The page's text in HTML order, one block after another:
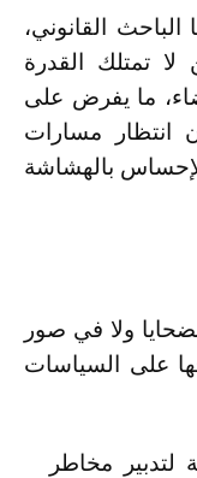
القانوني،
تمتلك القدرة
ما يفرض على
انتظار مسارات
بالهشاشة
ولا في صور
على السياسات
لتدبير مخاطر